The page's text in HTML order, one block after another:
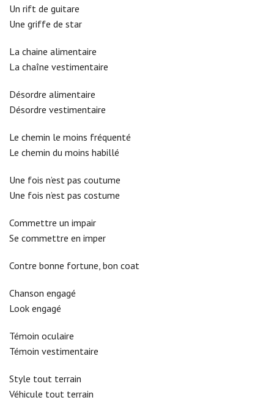
Un rift de guitare
Une griffe de star
La chaine alimentaire
La chaîne vestimentaire
Désordre alimentaire
Désordre vestimentaire
Le chemin le moins fréquenté
Le chemin du moins habillé
Une fois n’est pas coutume
Une fois n’est pas costume
Commettre un impair
Se commettre en imper
Contre bonne fortune, bon coat
Chanson engagé
Look engagé
Témoin oculaire
Témoin vestimentaire
Style tout terrain
Véhicule tout terrain